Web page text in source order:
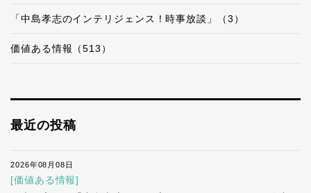
「中島孝志のインテリジェンス！時事放談」（3）
価値ある情報（513）
最近の投稿
2026年08月08日
[価値ある情報]